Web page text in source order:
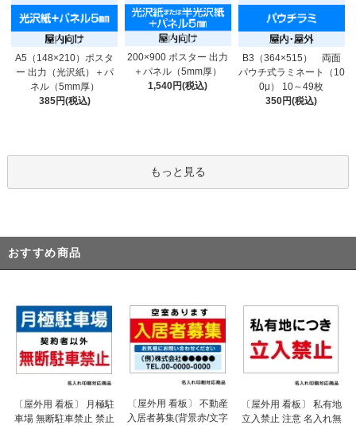
A5（148×210）ポスタ
ー 出力（光沢紙）＋パ
ネル（5mm厚）
385円(税込)
200×900 ポスター 出力
＋パネル（5mm厚）
1,540円(税込)
B3（364×515） 両面
パウチ式ラミネート（10
0μ） 10～49枚
350円(税込)
もっと見る
おすすめ商品
〔屋外用 看板〕 月極駐
車場 無断駐車禁止 禁止
〔屋外用 看板〕 不動産
入居者募集(背景赤/文字
〔屋外用 看板〕 私有地
立入禁止 注意 名入れ無